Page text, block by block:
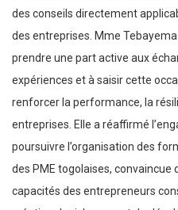
des conseils directement
des entreprises. Mme
prendre une part active aux
expériences et à saisir cette
renforcer la performance, la
entreprises. Elle a réaffirmé
poursuivre l’organisation des
des PME togolaises,
capacités des entrepreneurs